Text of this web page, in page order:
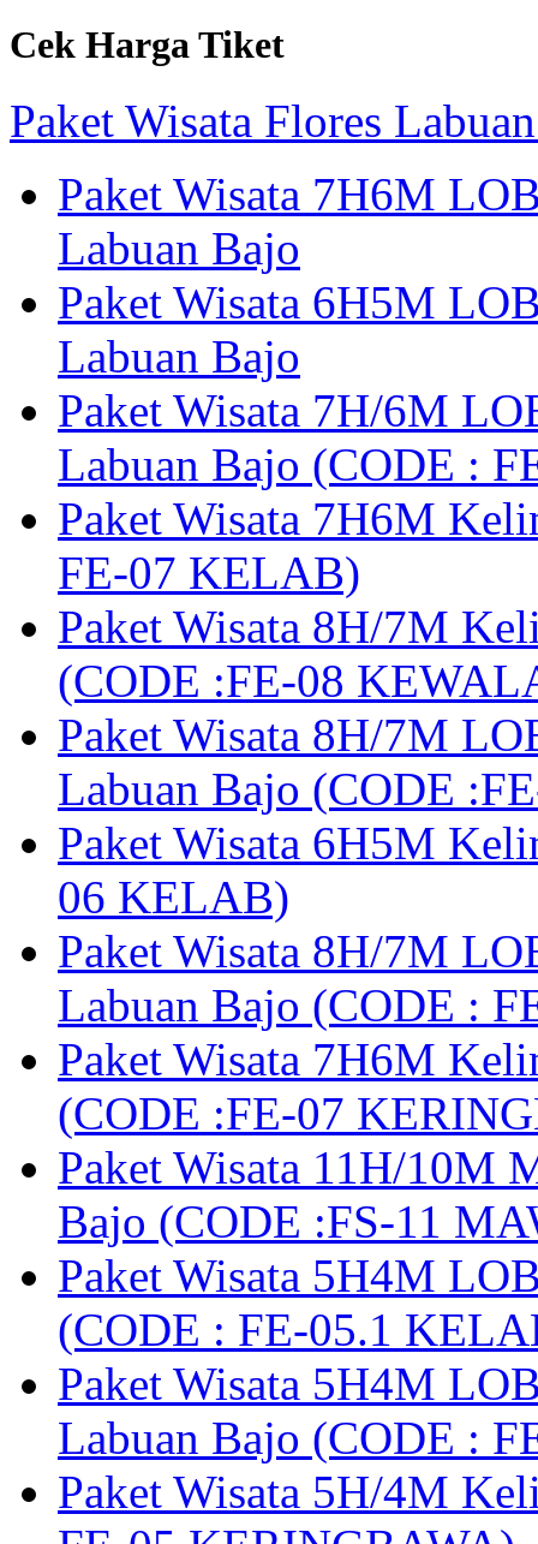
Cek Harga Tiket
Paket Wisata Flores
Paket Wisata 7H6M
Labuan Bajo
Paket Wisata 6H5M
Labuan Bajo
Paket Wisata 7H/6M
Labuan Bajo (CODE :
Paket Wisata 7H6M
FE-07 KELAB)
Paket Wisata 8H/7M
(CODE :FE-08
Paket Wisata 8H/7M
Labuan Bajo (CODE
Paket Wisata 6H5M
06 KELAB)
Paket Wisata 8H/7M
Labuan Bajo (CODE :
Paket Wisata 7H6M
(CODE :FE-07
Paket Wisata 11H/10M
Bajo (CODE :FS-11
Paket Wisata 5H4M
(CODE : FE-05.1
Paket Wisata 5H4M
Labuan Bajo (CODE :
Paket Wisata 5H/4M